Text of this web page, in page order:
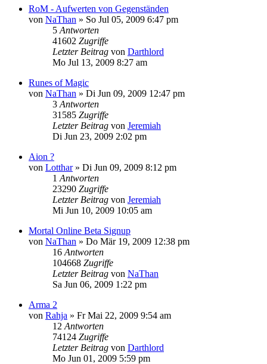
RoM - Aufwerten von Gegenständen
von NaThan » So Jul 05, 2009 6:47 pm
5 Antworten
41602 Zugriffe
Letzter Beitrag von Darthlord
Mo Jul 13, 2009 8:27 am
Runes of Magic
von NaThan » Di Jun 09, 2009 12:47 pm
3 Antworten
31585 Zugriffe
Letzter Beitrag von Jeremiah
Di Jun 23, 2009 2:02 pm
Aion ?
von Lotthar» Di Jun 09, 2009 8:12 pm
1 Antworten
23290 Zugriffe
Letzter Beitrag von Jeremiah
Mi Jun 10, 2009 10:05 am
Mortal Online Beta Signup
von NaThan » Do Mär 19, 2009 12:38 pm
16 Antworten
104668 Zugriffe
Letzter Beitrag von NaThan
Sa Jun 06, 2009 1:22 pm
Arma 2
von Rahja » Fr Mai 22, 2009 9:54 am
12 Antworten
74124 Zugriffe
Letzter Beitrag von Darthlord
Mo Jun 01, 2009 5:59 pm